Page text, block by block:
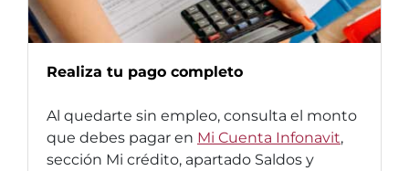
Realiza tu pago completo
Al quedarte sin empleo, consulta el monto
que debes pagar en Mi Cuenta Infonavit,
sección Mi crédito, apartado Saldos y